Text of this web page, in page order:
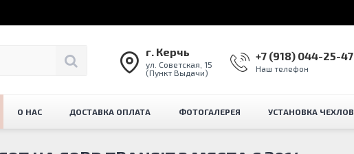
г. Керчь
ул. Советская, 15
(Пункт Выдачи)
+7 (918) 044-25-47
Наш телефон
О НАС ДОСТАВКА ОПЛАТА ФОТОГАЛЕРЕЯ УСТАНОВКА ЧЕХЛОВ